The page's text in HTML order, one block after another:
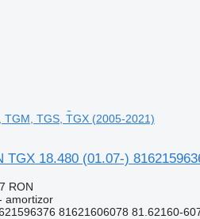
TGM, TGS, TGX (2005-2021)
TGX 18.480 (01.07-)
RON
amortizor
81621606078 81.62160-